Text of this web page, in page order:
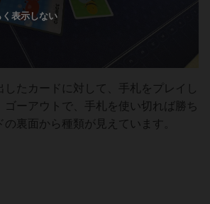
したカードに対して、手札をプレイし
ゴーアウトで、手札を使い切れば勝ち
裏面から種類が見えています。
く表示しない